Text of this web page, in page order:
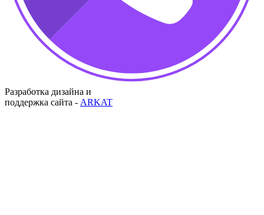
Разработка дизайна и
поддержка сайта - ARKAT